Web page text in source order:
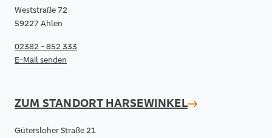
Weststraße 72
59227 Ahlen
02382 - 852 333
E-Mail senden
ZUM STANDORT HARSEWINKEL
Gütersloher Straße 21